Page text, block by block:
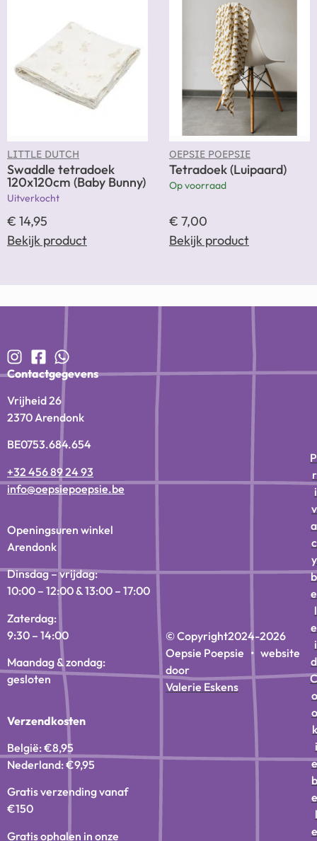
LITTLE DUTCH
Swaddle tetradoek
120x120cm (Baby Bunny)
Uitverkocht
€ 14,95
Bekijk product
OEPSIE POEPSIE
Tetradoek (Luipaard)
Op voorraad
€ 7,00
Bekijk product
Contactgegevens
Vrijheid 26
2370 Arendonk
BE0753.684.654
+32 456 89 24 93
info@oepsiepoepsie.be
Openingsuren winkel
Arendonk
Dinsdag – vrijdag:
10:00 – 12:00 & 13:00 – 17:00
Zaterdag:
9:30 – 14:00
Maandag & zondag:
gesloten
Verzendkosten
België: €8,95
Nederland: €9,95
Gratis verzending vanaf
€150
Gratis ophalen in onze
© Copyright2024-2026
Oepsie Poepsie • website
door
Valerie Eskens
P
r
i
v
a
c
y
b
e
l
e
i
d
C
o
o
k
i
e
b
e
l
e